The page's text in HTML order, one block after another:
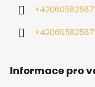
Informace pro